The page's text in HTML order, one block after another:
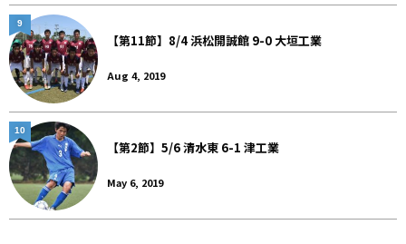
【第11節】8/4 浜松開誠館 9-0 大垣工業
Aug 4, 2019
9
【第2節】5/6 清水東 6-1 津工業
May 6, 2019
10